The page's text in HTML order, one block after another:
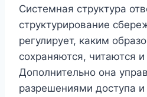
Системная структура
структурирование
регулирует, каким
сохраняются, читаются
Дополнительно она
разрешениями доступа и